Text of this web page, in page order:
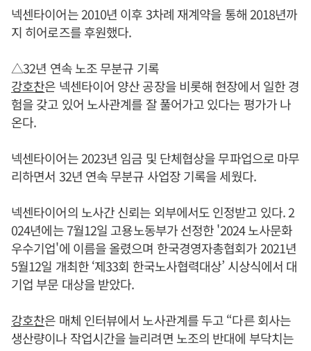
넥센타이어는 2010년 이후 3차례 재계약을 통해 2018년까
지 히어로즈를 후원했다.
△32년 연속 노조 무분규 기록
강호찬은 넥센타이어 양산 공장을 비롯해 현장에서 일한 경
험을 갖고 있어 노사관계를 잘 풀어가고 있다는 평가가 나
온다.
넥센타이어는 2023년 임금 및 단체협상을 무파업으로 마무
리하면서 32년 연속 무분규 사업장 기록을 세웠다.
넥센타이어의 노사간 신뢰는 외부에서도 인정받고 있다. 2
024년에는 7월12일 고용노동부가 선정한 '2024 노사문화
우수기업'에 이름을 올렸으며 한국경영자총협회가 2021년
5월12일 개최한 ‘제33회 한국노사협력대상’ 시상식에서 대
기업 부문 대상을 받았다.
강호찬은 매체 인터뷰에서 노사관계를 두고 “다른 회사는
생산량이나 작업시간을 늘리려면 노조의 반대에 부닥치는